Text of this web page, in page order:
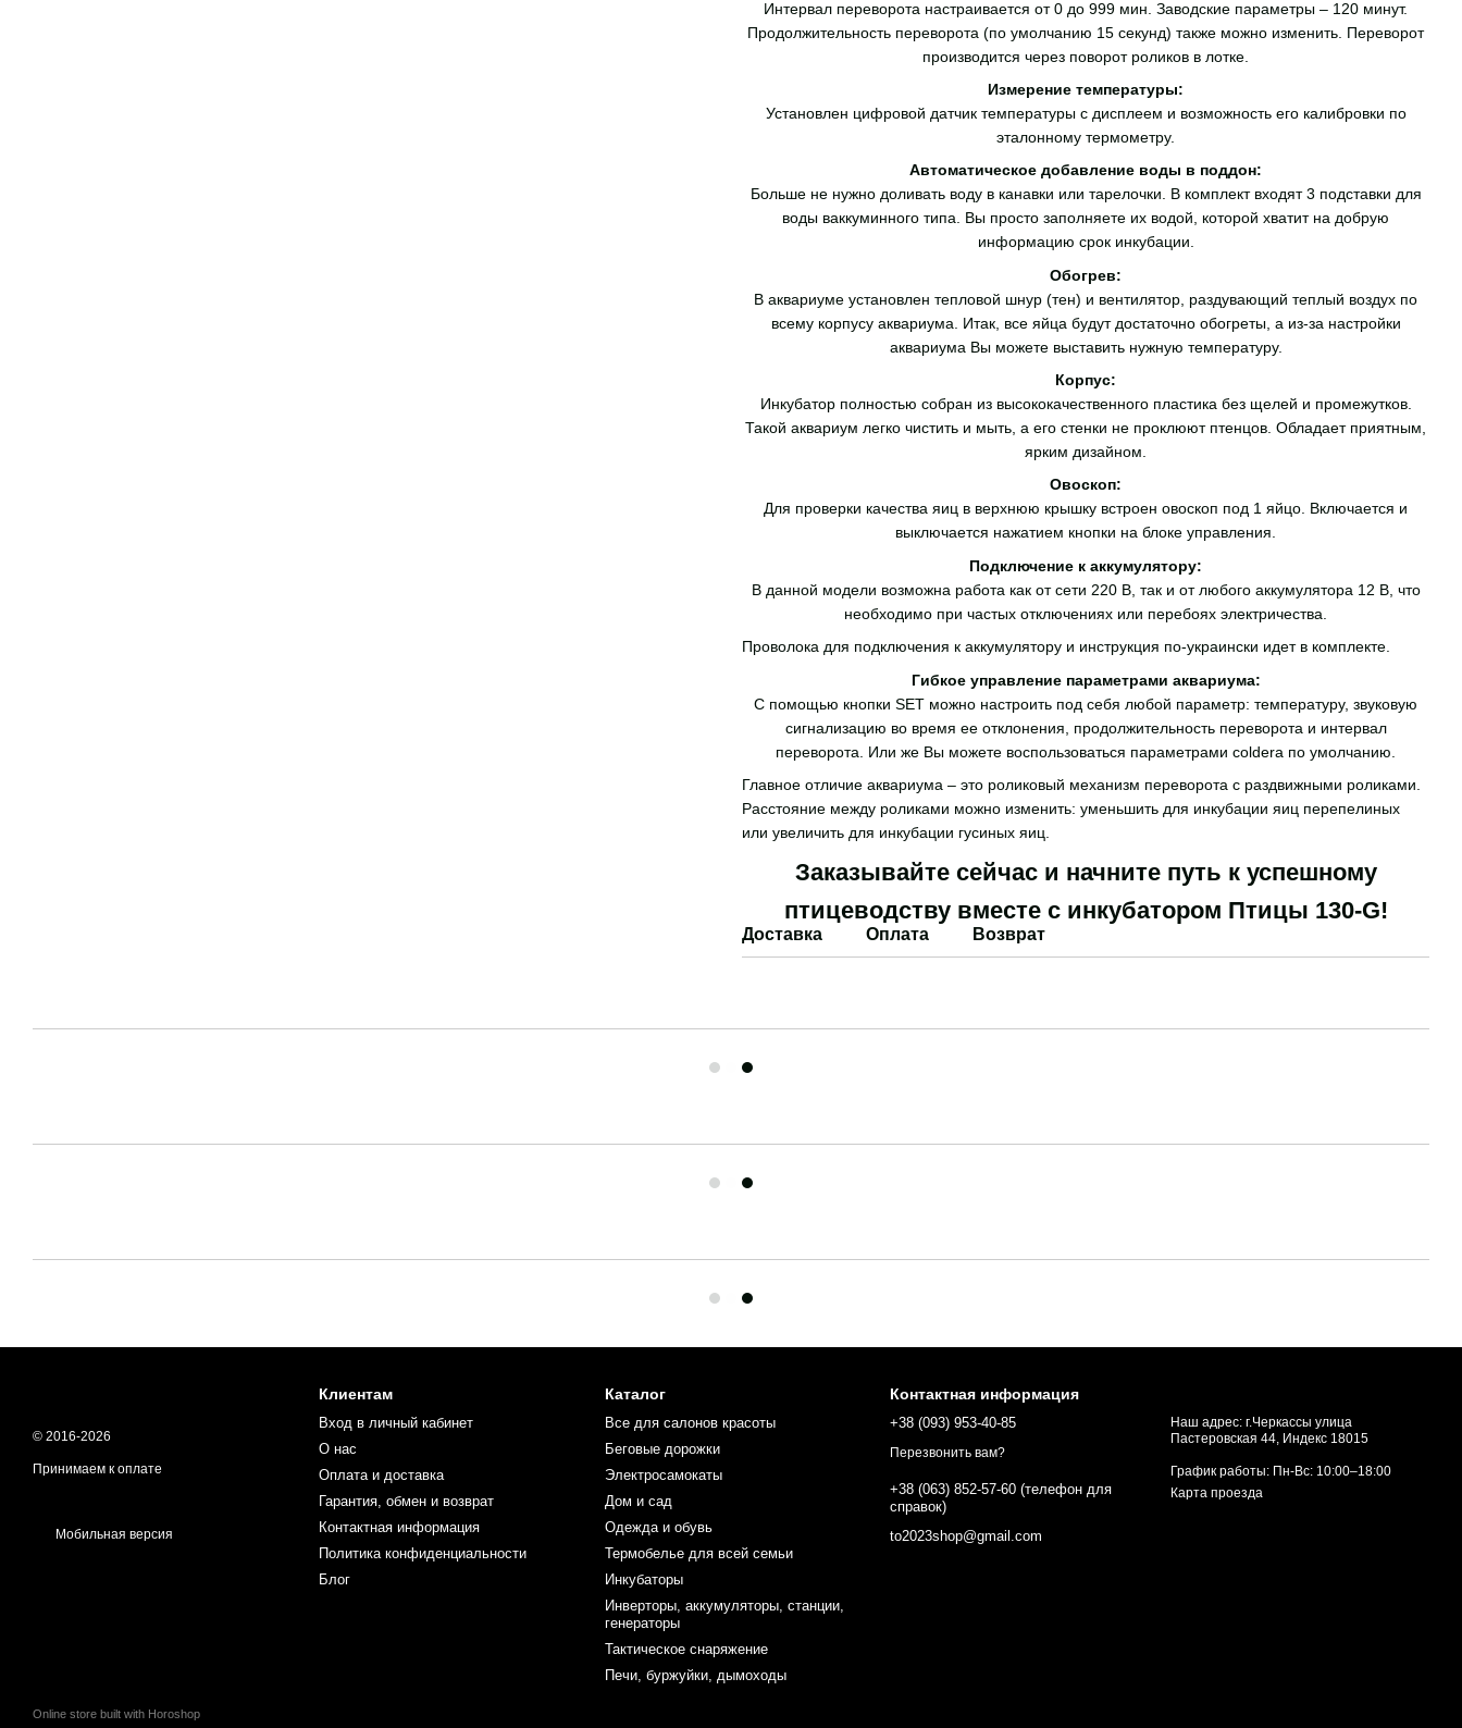
Интервал переворота настраивается от 0 до 999 мин. Заводские параметры – 120 минут.
Продолжительность переворота (по умолчанию 15 секунд) также можно изменить. Переворот
производится через поворот роликов в лотке.
Измерение температуры:
Установлен цифровой датчик температуры с дисплеем и возможность его калибровки по
эталонному термометру.
Автоматическое добавление воды в поддон:
Больше не нужно доливать воду в канавки или тарелочки. В комплект входят 3 подставки для
воды ваккуминного типа. Вы просто заполняете их водой, которой хватит на добрую
информацию срок инкубации.
Обогрев:
В аквариуме установлен тепловой шнур (тен) и вентилятор, раздувающий теплый воздух по
всему корпусу аквариума. Итак, все яйца будут достаточно обогреты, а из-за настройки
аквариума Вы можете выставить нужную температуру.
Корпус:
Инкубатор полностью собран из высококачественного пластика без щелей и промежутков.
Такой аквариум легко чистить и мыть, а его стенки не проклюют птенцов. Обладает приятным,
ярким дизайном.
Овоскоп:
Для проверки качества яиц в верхнюю крышку встроен овоскоп под 1 яйцо. Включается и
выключается нажатием кнопки на блоке управления.
Подключение к аккумулятору:
В данной модели возможна работа как от сети 220 В, так и от любого аккумулятора 12 В, что
необходимо при частых отключениях или перебоях электричества.
Проволока для подключения к аккумулятору и инструкция по-украински идет в комплекте.
Гибкое управление параметрами аквариума:
С помощью кнопки SET можно настроить под себя любой параметр: температуру, звуковую
сигнализацию во время ее отклонения, продолжительность переворота и интервал
переворота. Или же Вы можете воспользоваться параметрами coldera по умолчанию.
Главное отличие аквариума – это роликовый механизм переворота с раздвижными роликами.
Расстояние между роликами можно изменить: уменьшить для инкубации яиц перепелиных
или увеличить для инкубации гусиных яиц.
Заказывайте сейчас и начните путь к успешному
птицеводству вместе с инкубатором Птицы 130-G!
Доставка Оплата Возврат
© 2016-2026
Принимаем к оплате
Мобильная версия
Online store built with Horoshop
Клиентам
Вход в личный кабинет
О нас
Оплата и доставка
Гарантия, обмен и возврат
Контактная информация
Политика конфиденциальности
Блог
Каталог
Все для салонов красоты
Беговые дорожки
Электросамокаты
Дом и сад
Одежда и обувь
Термобелье для всей семьи
Инкубаторы
Инверторы, аккумуляторы, станции,
генераторы
Тактическое снаряжение
Печи, буржуйки, дымоходы
Контактная информация
+38 (093) 953-40-85
Перезвонить вам?
+38 (063) 852-57-60 (телефон для
справок)
to2023shop@gmail.com
Наш адрес: г.Черкассы улица
Пастеровская 44, Индекс 18015
График работы: Пн-Вс: 10:00–18:00
Карта проезда